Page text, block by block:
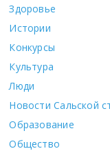
Здоровье
Истории
Конкурсы
Культура
Люди
Новости Сальской
Образование
Общество